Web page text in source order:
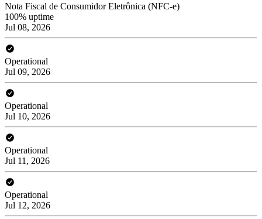
Nota Fiscal de Consumidor Eletrônica (NFC-e)
100% uptime
Jul 08, 2026
Operational
Jul 09, 2026
Operational
Jul 10, 2026
Operational
Jul 11, 2026
Operational
Jul 12, 2026